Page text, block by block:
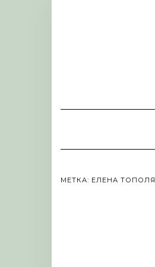
МЕТКА: ЕЛЕНА ТОПОЛЯ